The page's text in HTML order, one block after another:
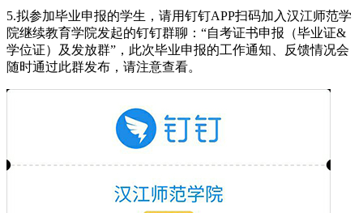
5.拟参加毕业申报的学生，请用钉钉APP扫码加入汉江师范学
院继续教育学院发起的钉钉群聊：“自考证书申报（毕业证&
学位证）及发放群”，此次毕业申报的工作通知、反馈情况会
随时通过此群发布，请注意查看。